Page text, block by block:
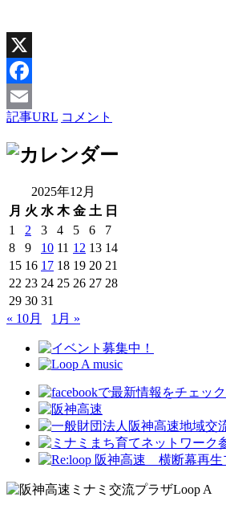
X
Facebook
Email
記事URL コメント
2025年12月
月 火 水 木 金 土 日
1
2 3 4 5 6
7
8
9 10 11 12 13 14
15 16 17 18 19 20 21
22 23 24 25 26 27 28
29 30 31
« 10月
1月 »